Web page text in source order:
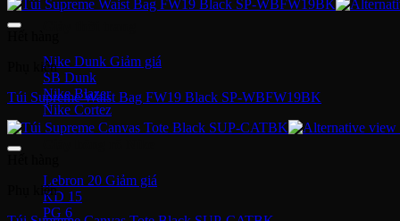
Nike Dunk
SB Dunk
Nike Blazer
Nike Cortez
Lebron 20
KD 15
PG 6
Phụ kiện
Túi Supreme Waist Bag FW19 Black SP-WBFW19BK
Phụ kiện